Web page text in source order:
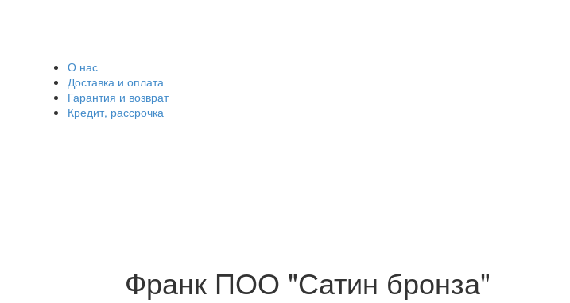
О нас
Доставка и оплата
Гарантия и возврат
Кредит, рассрочка
Франк ПОО "Сатин бронза"